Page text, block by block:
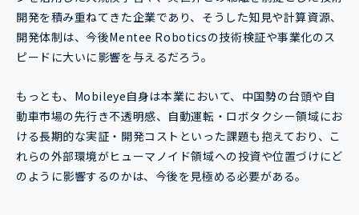
開発を積み重ねてきた企業であり、そうした知見や計算資源、
開発体制は、今後Mentee Roboticsの技術検証や事業化のス
ピードに大いに影響を与えるだろう。
もっとも、Mobileye自身は本業において、中国勢の台頭や自
動車市場の先行き不透明感、自動運転・ロボタクシー領域にお
ける長期的な実証・開発コストといった課題も抱えており、こ
れらの外部環境がヒューマノイド領域への投資や位置づけにど
のように影響するのかは、今後を見極める必要がある。